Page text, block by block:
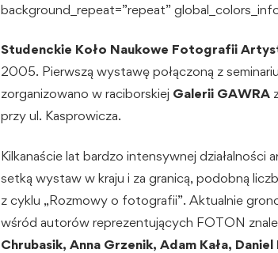
background_repeat=”repeat”
Studenckie Koło Naukowe Fotografii
2005. Pierwszą wystawę połączoną z
zorganizowano w raciborskiej Galerii GAWRA
przy ul. Kasprowicza.
Kilkanaście lat bardzo intensywnej
setką wystaw w kraju i za granicą, podobną
z cyklu „Rozmowy o fotografii”. Aktualnie
wśród autorów reprezentujących FOTON
Chrubasik, Anna Grzenik, Adam Kała,